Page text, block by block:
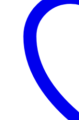
cantidad